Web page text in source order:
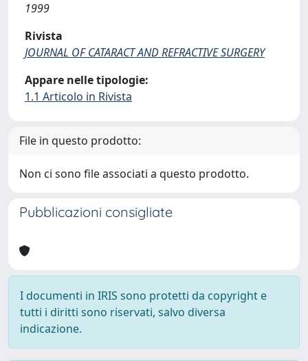
1999
Rivista
JOURNAL OF CATARACT AND REFRACTIVE SURGERY
Appare nelle tipologie:
1.1 Articolo in Rivista
File in questo prodotto:
Non ci sono file associati a questo prodotto.
Pubblicazioni consigliate
I documenti in IRIS sono protetti da copyright e
tutti i diritti sono riservati, salvo diversa
indicazione.